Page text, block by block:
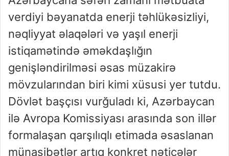
verdiyi bəyanatda enerji təhlükəsizliyi,
nəqliyyat əlaqələri və yaşıl enerji
istiqamətində əməkdaşlığın
genişləndirilməsi əsas müzakirə
mövzularından biri kimi xüsusi yer tutdu.
Dövlət başçısı vurğuladı ki, Azərbaycan
ilə Avropa Komissiyası arasında son illər
formalaşan qarşılıqlı etimada əsaslanan
münasibətlər artıq konkret nəticələr